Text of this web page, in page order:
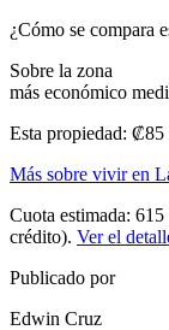
¿Cómo se compara
Sobre la zona
más económico
Esta propiedad: ₡85
Más sobre vivir en
Cuota estimada:
crédito). Ver el
Publicado por
Edwin Cruz